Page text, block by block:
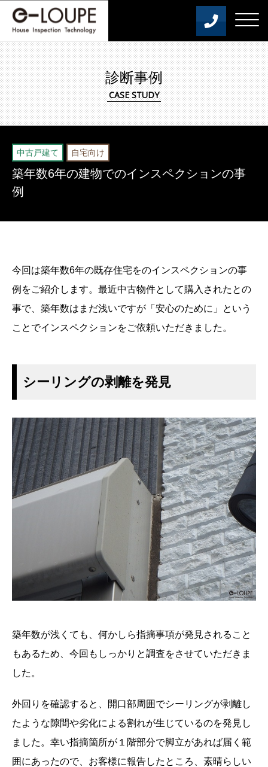
診断事例
中古戸建て 自宅向け
築年数6年の建物でのインスペクションの事
例
今回は築年数6年の既存住宅をのインスペクションの事
例をご紹介します。最近中古物件として購入されたとの
事で、築年数はまだ浅いですが「安心のために」という
ことでインスペクションをご依頼いただきました。
シーリングの剥離を発見
築年数が浅くても、何かしら指摘事項が発見されること
もあるため、今回もしっかりと調査をさせていただきま
した。
外回りを確認すると、開口部周囲でシーリングが剥離し
たような隙間や劣化による割れが生じているのを発見し
ました。幸い指摘箇所が１階部分で脚立があれば届く範
囲にあったので、お客様に報告したところ、素晴らしい